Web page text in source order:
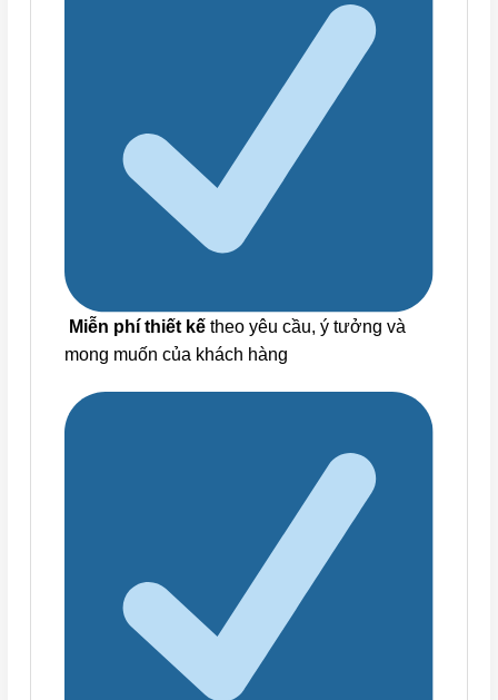
Miễn phí thiết kế theo yêu cầu, ý tưởng và
mong muốn của khách hàng